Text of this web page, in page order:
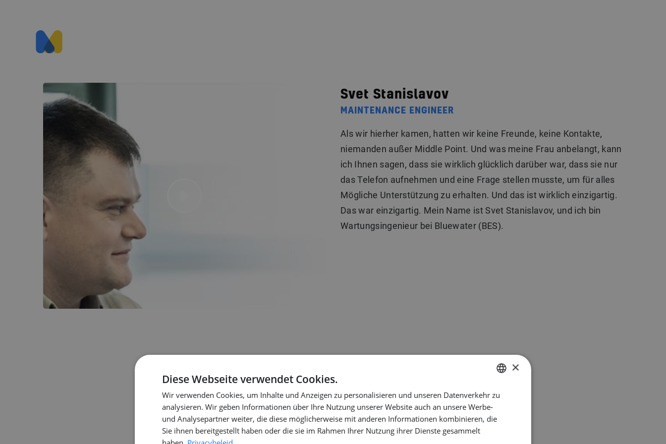
Svet Stanislavov
MAINTENANCE ENGINEER
Als wir hierher kamen, hatten wir keine Freunde, keine Kontakte,
niemanden außer Middle Point. Und was meine Frau anbelangt, kann
ich Ihnen sagen, dass sie wirklich glücklich darüber war, dass sie nur
das Telefon aufnehmen und eine Frage stellen musste, um für alles
Mögliche Unterstützung zu erhalten. Und das ist wirklich einzigartig.
Das war einzigartig. Mein Name ist Svet Stanislavov, und ich bin
Wartungsingenieur bei Bluewater (BES).
DUTCH
ENGLISH
×
Diese Webseite verwendet Cookies.
Wir verwenden Cookies, um Inhalte und Anzeigen zu personalisieren und unseren Datenverkehr zu
analysieren. Wir geben Informationen über Ihre Nutzung unserer Website auch an unsere Werbe-
und Analysepartner weiter, die diese möglicherweise mit anderen Informationen kombinieren, die
Sie ihnen bereitgestellt haben oder die sie im Rahmen Ihrer Nutzung ihrer Dienste gesammelt